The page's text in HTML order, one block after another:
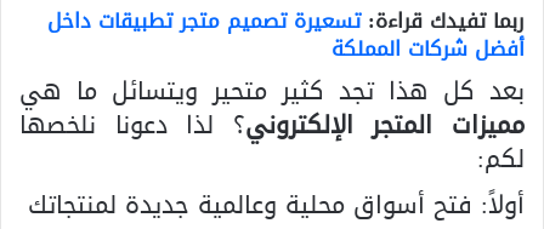
ربما تفيدك قراءة:تسعيرة تصميم متجر تطبيقات داخل
أفضل شركات المملكة
بعد كل هذا تجد كثير متحير ويتسائل ما هي
مميزات المتجر الإلكتروني؟ لذا دعونا نلخصها
لكم:
أولاً: فتح أسواق محلية وعالمية جديدة لمنتجاتك